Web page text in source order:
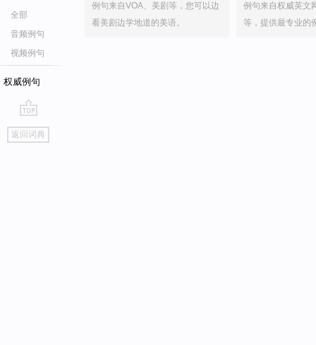
全部
音频例句
视频例句
权威例句
go
top
返回词典
例句来自VOA、美剧等，您可以边
看美剧边学地道的美语。
例句来自权威英文
等，提供最专业的